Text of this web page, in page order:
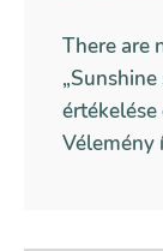
There are
Vélemény